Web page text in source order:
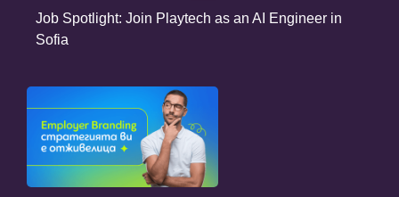
Job Spotlight: Join Playtech as an AI Engineer in
Sofia